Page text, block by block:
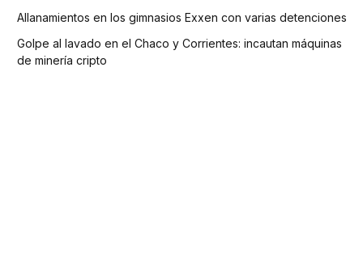
Allanamientos en los gimnasios Exxen con varias detenciones
Golpe al lavado en el Chaco y Corrientes: incautan máquinas
de minería cripto